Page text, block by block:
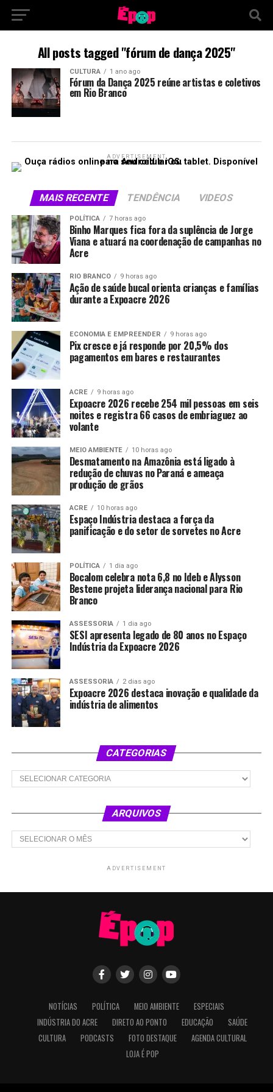
All posts tagged "fórum de dança 2025"
CULTURA 1 ano ago
Fórum da Dança 2025 reúne artistas e coletivos
em Rio Branco
ADVERTISEMENT
MAIS RECENTE TENDÊNCIA VIDEOS
POLÍTICA 7 horas ago
Binho Marques fica fora da suplência de Jorge
Viana e atuará na coordenação de campanhas no
Acre
RIO BRANCO 9 horas ago
Ação de saúde bucal orienta crianças e famílias
durante a Expoacre 2026
ECONOMIA E EMPREENDER 9 horas ago
Pix cresce e já responde por 20,5% dos
pagamentos em bares e restaurantes
ACRE 9 horas ago
Expoacre 2026 recebe 254 mil pessoas em seis
noites e registra 66 casos de embriaguez ao
volante
MEIO AMBIENTE 10 horas ago
Desmatamento na Amazônia está ligado à
redução de chuvas no Paraná e ameaça
produção de grãos
ACRE 10 horas ago
Espaço Indústria destaca a força da
panificação e do setor de sorvetes no Acre
POLÍTICA 1 dia ago
Bocalom celebra nota 6,8 no Ideb e Alysson
Bestene projeta liderança nacional para Rio
Branco
ASSESSORIA 1 dia ago
SESI apresenta legado de 80 anos no Espaço
Indústria da Expoacre 2026
ASSESSORIA 2 dias ago
Expoacre 2026 destaca inovação e qualidade da
indústria de alimentos
CATEGORIAS
Categorias
ARQUIVOS
Arquivos
ADVERTISEMENT
NOTÍCIAS POLÍTICA MEIO AMBIENTE
ESPECIAIS
INDÚSTRIA DO ACRE
DIRETO AO PONTO EDUCAÇÃO
SAÚDE
CULTURA
PODCASTS FOTO DESTAQUE
AGENDA CULTURAL
LOJA É POP